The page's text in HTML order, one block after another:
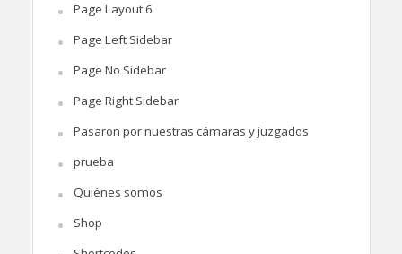
Page Layout 6
Page Left Sidebar
Page No Sidebar
Page Right Sidebar
Pasaron por nuestras cámaras y juzgados
prueba
Quiénes somos
Shop